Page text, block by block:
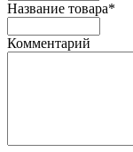
Название товара*
Комментарий